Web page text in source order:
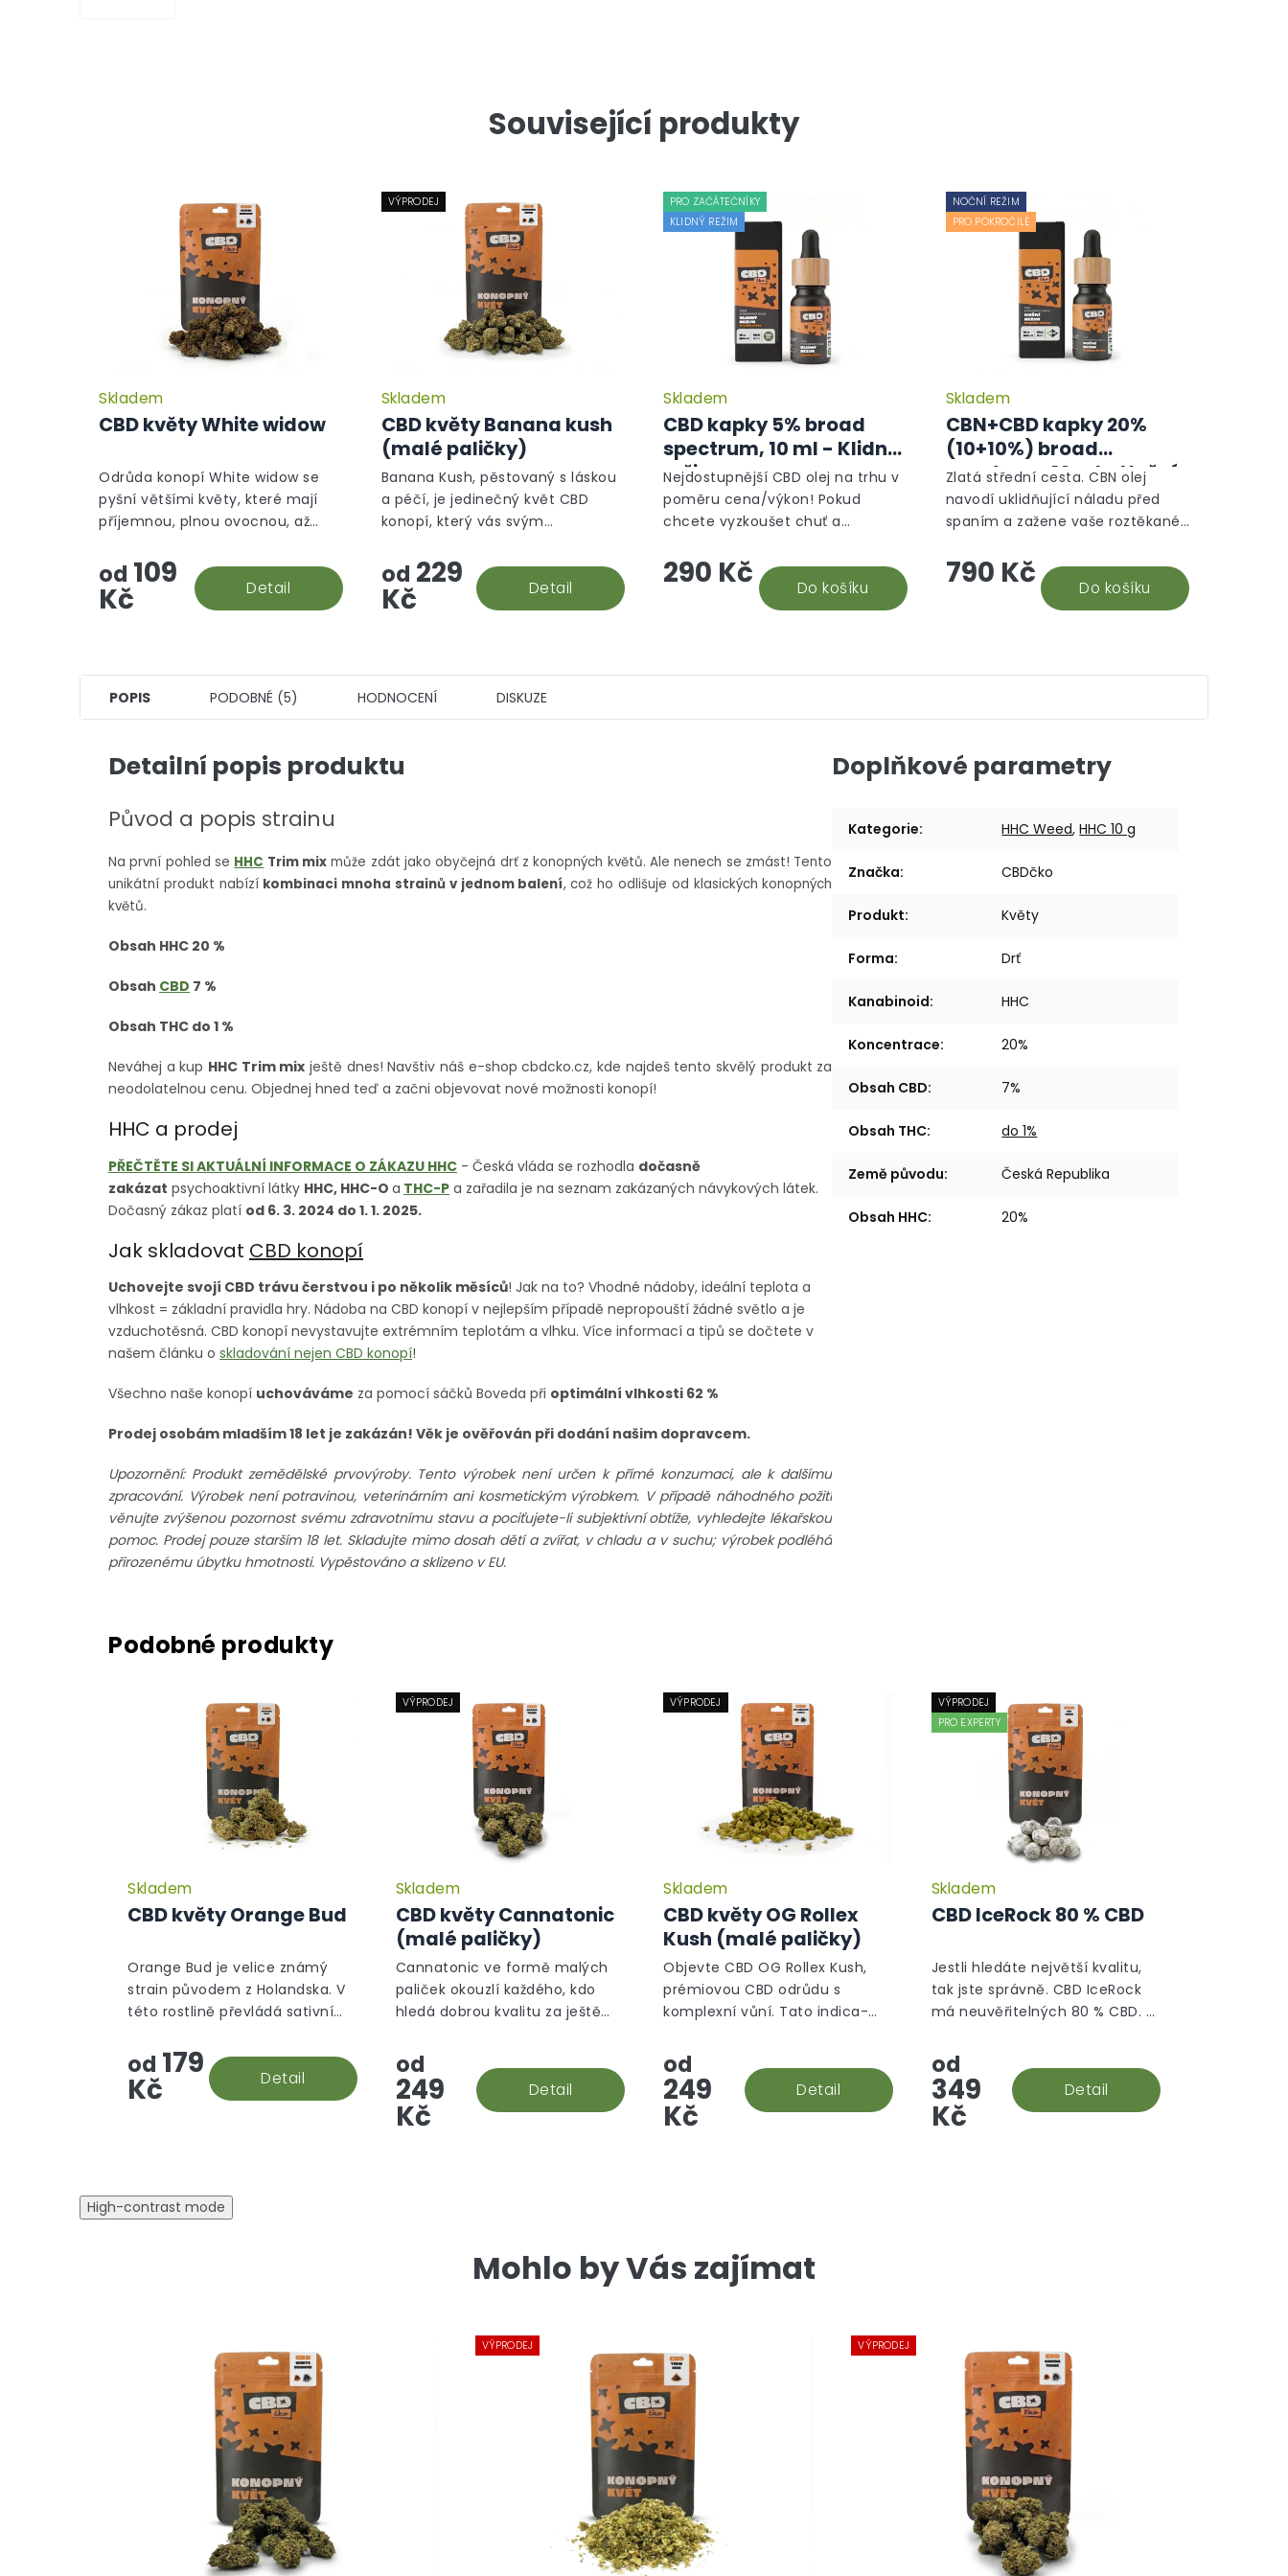
Související produkty
CBD květy White widow
Průměrné
hodnocení
produktu
hvězdiček.
Skladem
od 109
Kč Detail
Odrůda konopí White widow se
pyšní většími květy, které mají
příjemnou, plnou ovocnou, až
VÝPRODEJ
CBD květy Banana kush
(malé paličky)
Skladem
od 229
Kč Detail
Banana Kush, pěstovaný s láskou
a péčí, je jedinečný květ CBD
konopí, který vás svým
oázy.
PRO ZAČÁTEČNÍKY
KLIDNÝ REŽIM
CBD kapky 5% broad
spectrum, 10 ml - Klidný
režim
Skladem
290 Kč Do košíku
Nejdostupnější CBD olej na trhu v
poměru cena/výkon! Pokud
chcete vyzkoušet chuť a
tak CBD olej 5% je to nejlepší při
volbě počáteční investice....
NOČNÍ REŽIM
PRO POKROČILÉ
CBN+CBD kapky 20%
(10+10%) broad
spectrum, 10 ml - Noční
režim
Skladem
790 Kč Do košíku
Zlatá střední cesta. CBN olej
navodí uklidňující náladu před
spaním a zažene vaše roztěkané
naznačují, že napomáhá tvorbě
melatoninu a dokáže...
POPIS PODOBNÉ (5) HODNOCENÍ DISKUZE
Detailní popis produktu
Původ a popis strainu
Na první pohled se HHC Trim mix může zdát jako obyčejná drť z konopných květů. Ale nenech se zmást! Tento
unikátní produkt nabízí kombinaci mnoha strainů v jednom balení, což ho odlišuje od klasických konopných
květů.
Obsah HHC 20 %
Obsah CBD 7 %
Obsah THC do 1 %
Neváhej a kup HHC Trim mix ještě dnes! Navštiv náš e-shop cbdcko.cz, kde najdeš tento skvělý produkt za
neodolatelnou cenu. Objednej hned teď a začni objevovat nové možnosti konopí!
HHC a prodej
PŘEČTĚTE SI AKTUÁLNÍ INFORMACE O ZÁKAZU HHC - Česká vláda se rozhodla dočasně
zakázat psychoaktivní látky HHC, HHC-O a THC-P a zařadila je na seznam zakázaných návykových látek.
Dočasný zákaz platí od 6. 3. 2024 do 1. 1. 2025.
Jak skladovat CBD konopí
Uchovejte svojí CBD trávu čerstvou i po několik měsíců! Jak na to? Vhodné nádoby, ideální teplota a
vlhkost = základní pravidla hry. Nádoba na CBD konopí v nejlepším případě nepropouští žádné světlo a je
vzduchotěsná. CBD konopí nevystavujte extrémním teplotám a vlhku. Více informací a tipů se dočtete v
našem článku o skladování nejen CBD konopí!
Všechno naše konopí uchováváme za pomocí sáčků Boveda při optimální vlhkosti 62 %
Prodej osobám mladším 18 let je zakázán! Věk je ověřován při dodání našim dopravcem.
Upozornění: Produkt zemědělské prvovýroby. Tento výrobek není určen k přímé konzumaci, ale k dalšímu
zpracování. Výrobek není potravinou, veterinárním ani kosmetickým výrobkem. V případě náhodného požití
věnujte zvýšenou pozornost svému zdravotnímu stavu a pociťujete-li subjektivní obtíže, vyhledejte lékařskou
pomoc. Prodej pouze starším 18 let. Skladujte mimo dosah dětí a zvířat, v chladu a v suchu; výrobek podléhá
přirozenému úbytku hmotnosti. Vypěstováno a sklizeno v EU.
Doplňkové parametry
Kategorie: HHC Weed,HHC 10 g
Značka: CBDčko
Produkt: Květy
Forma: Drť
Kanabinoid: HHC
Koncentrace: 20%
Obsah CBD: 7%
Obsah THC: do 1%
Země původu: Česká Republika
Obsah HHC: 20%
CBD květy Orange Bud
Průměrné
hodnocení
produktu
hvězdiček.
Skladem
od 179
Kč Detail
Orange Bud je velice známý
strain původem z Holandska. V
této rostlině převládá sativní
ihned viditelný, díky velkému
množství oranžových pestíků.
VÝPRODEJ
CBD květy Cannatonic
(malé paličky)
Průměrné
hodnocení
produktu
hvězdiček.
Skladem
od
249
Kč
Detail
Cannatonic ve formě malých
paliček okouzlí každého, kdo
hledá dobrou kvalitu za ještě
VÝPRODEJ
CBD květy OG Rollex
Kush (malé paličky)
Průměrné
hodnocení
produktu
hvězdiček.
Skladem
od
249
Kč
Detail
Objevte CBD OG Rollex Kush,
prémiovou CBD odrůdu s
komplexní vůní. Tato indica-
vznikla křížením White Fire OG a
OG Kush. Vůně je dřevitá s
nádechem...
VÝPRODEJ
PRO EXPERTY
CBD IceRock 80 % CBD
Skladem
od
349
Kč
Detail
Jestli hledáte největší kvalitu,
tak jste správně. CBD IceRock
má neuvěřitelných 80 % CBD. A
se ponoří do konopného
extraktu, který se následně...
High-contrast mode
Mohlo by Vás zajímat
VÝPRODEJ VÝPRODEJ